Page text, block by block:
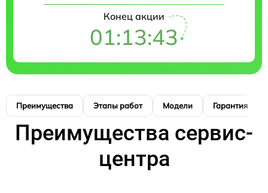
Конец акции
01:13:42
Преимущества Этапы работ Модели Гарантия
Преимущества сервис-
центра